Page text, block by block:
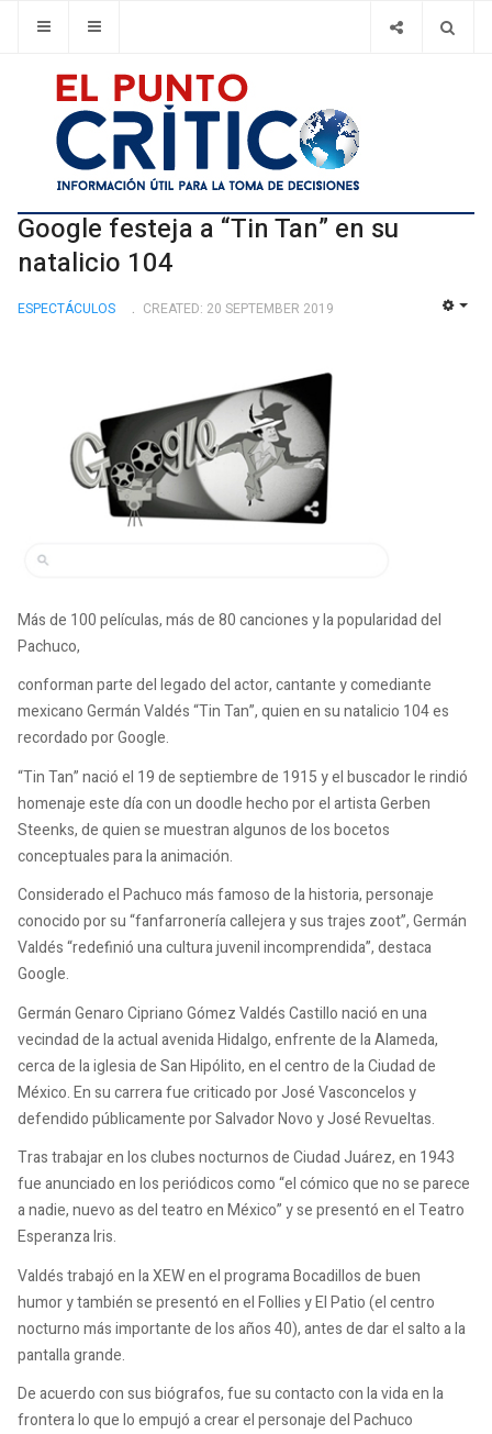
Google festeja a “Tin Tan” en su
natalicio 104
ESPECTÁCULOS CREATED: 20 SEPTEMBER 2019
Más de 100 películas, más de 80 canciones y la popularidad del
Pachuco,
conforman parte del legado del actor, cantante y comediante
mexicano Germán Valdés “Tin Tan”, quien en su natalicio 104 es
recordado por Google.
“Tin Tan” nació el 19 de septiembre de 1915 y el buscador le rindió
homenaje este día con un doodle hecho por el artista Gerben
Steenks, de quien se muestran algunos de los bocetos
conceptuales para la animación.
Considerado el Pachuco más famoso de la historia, personaje
conocido por su “fanfarronería callejera y sus trajes zoot”, Germán
Valdés “redefinió una cultura juvenil incomprendida”, destaca
Google.
Germán Genaro Cipriano Gómez Valdés Castillo nació en una
vecindad de la actual avenida Hidalgo, enfrente de la Alameda,
cerca de la iglesia de San Hipólito, en el centro de la Ciudad de
México. En su carrera fue criticado por José Vasconcelos y
defendido públicamente por Salvador Novo y José Revueltas.
Tras trabajar en los clubes nocturnos de Ciudad Juárez, en 1943
fue anunciado en los periódicos como “el cómico que no se parece
a nadie, nuevo as del teatro en México” y se presentó en el Teatro
Esperanza Iris.
Valdés trabajó en la XEW en el programa Bocadillos de buen
humor y también se presentó en el Follies y El Patio (el centro
nocturno más importante de los años 40), antes de dar el salto a la
pantalla grande.
De acuerdo con sus biógrafos, fue su contacto con la vida en la
frontera lo que lo empujó a crear el personaje del Pachuco